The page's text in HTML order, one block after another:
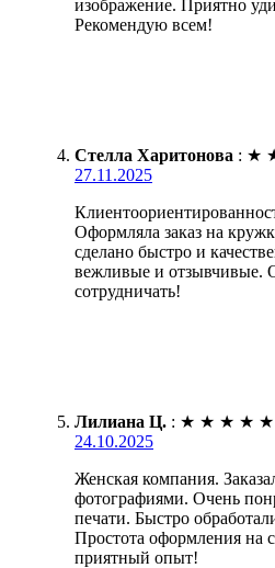
изображение. Приятно
Рекомендую всем!
Стелла Харитонова : ★
27.11.2025
Оформляла заказ на
сделано быстро и
вежливые и отзывчивые.
сотрудничать!
Лилиана Ц. : ★ ★ ★ ★ ★
24.10.2025
Женская компания.
фотографиями. Очень
печати. Быстро
Простота оформления на
приятный опыт!